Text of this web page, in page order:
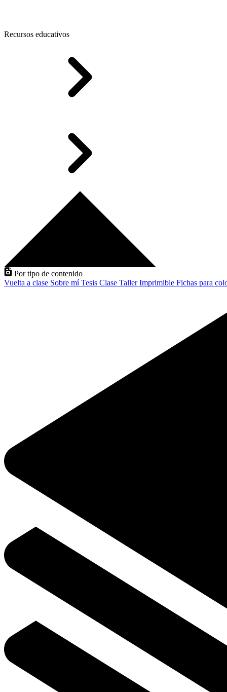
Recursos educativos
Por tipo de contenido
Vuelta a clase Sobre míTesis Clase TallerImprimible Fichas para